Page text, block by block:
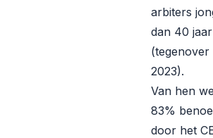
arbiters
dan 40 jaar
(tegenover
2023).
Van hen
83%
door het